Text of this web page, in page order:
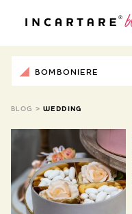
BOMBONIERE
BLOG > WEDDING